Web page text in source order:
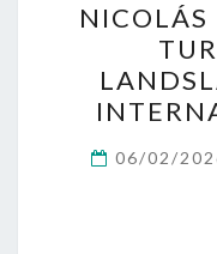
NICOLÁS
06/02/